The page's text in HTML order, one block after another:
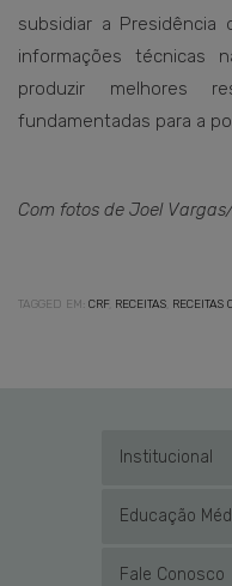
subsidiar a Presidência
informações técnicas
produzir melhores
fundamentadas para a
Com fotos de Joel
TAGGED EM: CRF, RECEITAS RECEITAS
Institucional
Educação
Fale Conosco